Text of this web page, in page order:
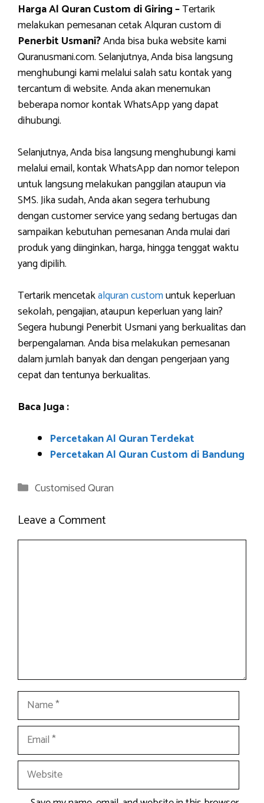
Harga Al Quran Custom di Giring –Tertarik
melakukan pemesanan cetak Alquran custom di
Penerbit Usmani?Anda bisa buka website kami
Quranusmani.com. Selanjutnya, Anda bisa langsung
menghubungi kami melalui salah satu kontak yang
tercantum di website. Anda akan menemukan
beberapa nomor kontak WhatsApp yang dapat
dihubungi.
Selanjutnya, Anda bisa langsung menghubungi kami
melalui email, kontak WhatsApp dan nomor telepon
untuk langsung melakukan panggilan ataupun via
SMS. Jika sudah, Anda akan segera terhubung
dengan customer service yang sedang bertugas dan
sampaikan kebutuhan pemesanan Anda mulai dari
produk yang diinginkan, harga, hingga tenggat waktu
yang dipilih.
Tertarik mencetakalquran customuntuk keperluan
sekolah, pengajian, ataupun keperluan yang lain?
Segera hubungi Penerbit Usmani yang berkualitas dan
berpengalaman. Anda bisa melakukan pemesanan
dalam jumlah banyak dan dengan pengerjaan yang
cepat dan tentunya berkualitas.
Baca Juga :
Percetakan Al Quran Terdekat
Percetakan Al Quran Custom di Bandung
Categories
Customised Quran
Leave a Comment
Name
Email
Website